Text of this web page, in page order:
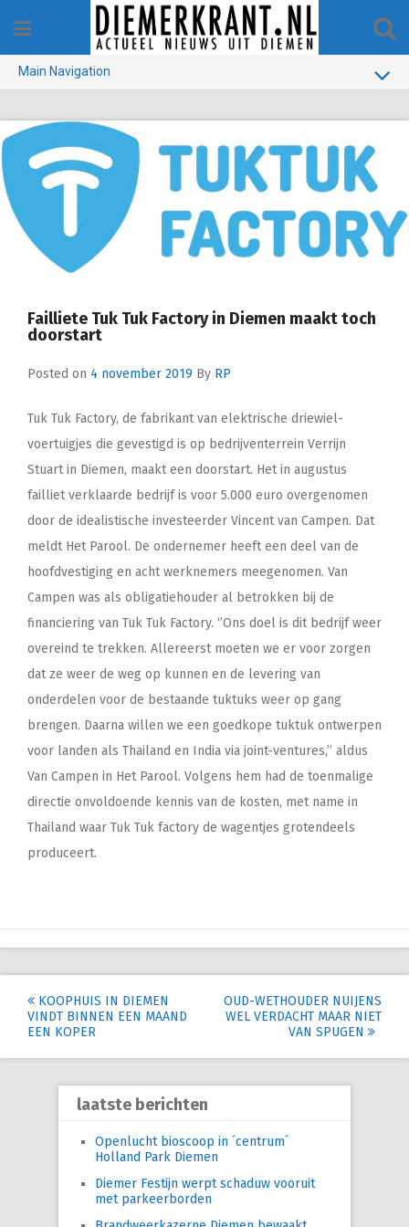
content
Main Navigation
1970-1990
COLOFON
Failliete Tuk Tuk Factory in Diemen maakt toch
doorstart
Posted on 4 november 2019 By RP
Tuk Tuk Factory, de fabrikant van elektrische driewiel-
voertuigjes die gevestigd is op bedrijventerrein Verrijn
Stuart in Diemen, maakt een doorstart. Het in augustus
failliet verklaarde bedrijf is voor 5.000 euro overgenomen
door de idealistische investeerder Vincent van Campen. Dat
meldt Het Parool. De ondernemer heeft een deel van de
hoofdvestiging en acht werknemers meegenomen. Van
Campen was als obligatiehouder al betrokken bij de
financiering van Tuk Tuk Factory. ‘’Ons doel is dit bedrijf weer
overeind te trekken. Allereerst moeten we er voor zorgen
dat ze weer de weg op kunnen en de levering van
onderdelen voor de bestaande tuktuks weer op gang
brengen. Daarna willen we een goedkope tuktuk ontwerpen
voor landen als Thailand en India via joint-ventures,’’ aldus
Van Campen in Het Parool. Volgens hem had de toenmalige
directie onvoldoende kennis van de kosten, met name in
Thailand waar Tuk Tuk factory de wagentjes grotendeels
produceert.
Post
navigation
KOOPHUIS IN DIEMEN
VINDT BINNEN EEN MAAND
EEN KOPER
OUD-WETHOUDER NUIJENS
WEL VERDACHT MAAR NIET
VAN SPUGEN
laatste berichten
Openlucht bioscoop in ´centrum´
Holland Park Diemen
Diemer Festijn werpt schaduw vooruit
met parkeerborden